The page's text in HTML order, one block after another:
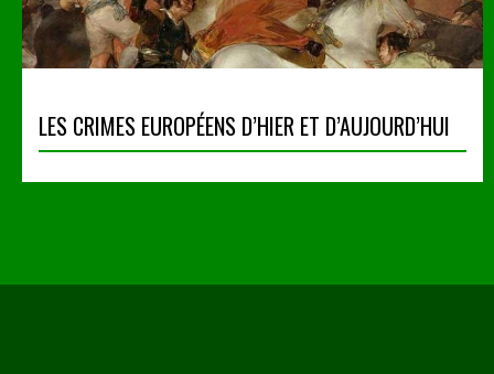
LES CRIMES EUROPÉENS D’HIER ET D’AUJOURD’HUI